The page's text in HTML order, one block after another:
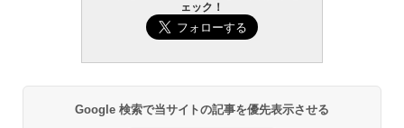
Kindle Paperwhite シグニチャーエディ
ション (32GB) 7インチディスプレイ、明
ブラック
ェック！
Google 検索で当サイトの記事を優先表示させる